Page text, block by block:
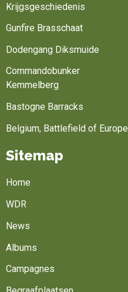
Krijgsgeschiedenis
Gunfire Brasschaat
Dodengang Diksmuide
Commandobunker
Kemmelberg
Bastogne Barracks
Belgium, Battlefield of Europe
Sitemap
Home
WDR
News
Albums
Campagnes